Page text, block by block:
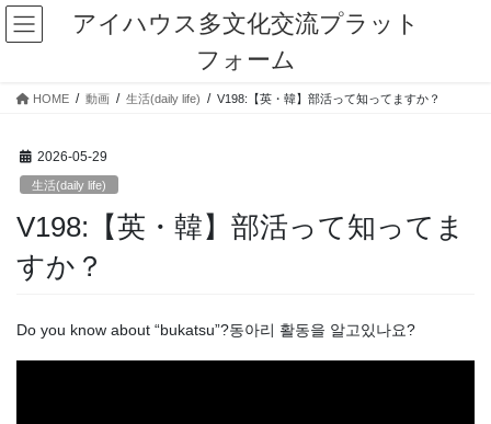
コ
ン
ナ
ビ
アイハウス多文化交流プラット
フォーム
HOME 動画 生活(daily life) V198:【英・韓】部活って知ってますか？
2026-05-29
生活(daily life)
V198:【英・韓】部活って知ってま
すか？
Do you know about “bukatsu”?동아리 활동을 알고있나요?